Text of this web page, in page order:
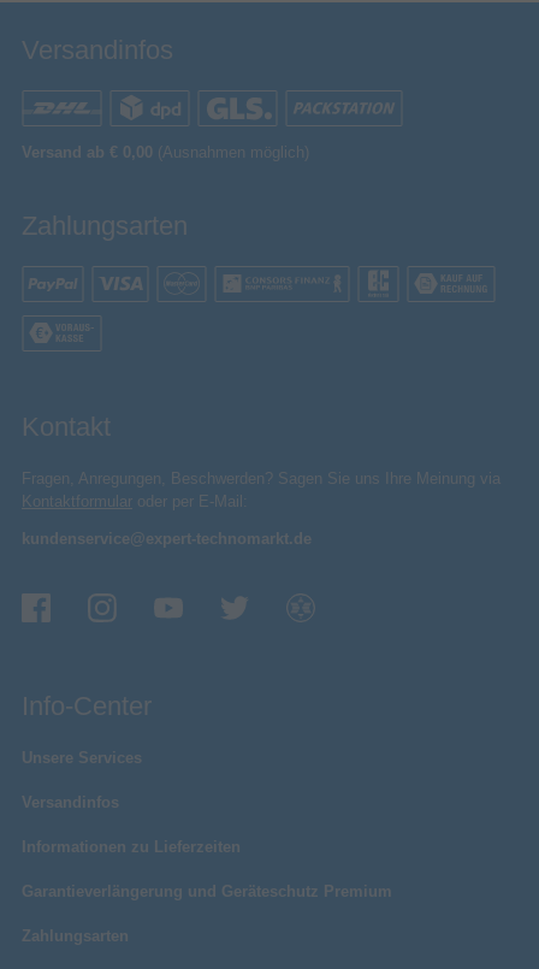
Versandinfos
Versand ab € 0,00 (Ausnahmen möglich)
Zahlungsarten
Kontakt
Fragen, Anregungen, Beschwerden? Sagen Sie uns Ihre Meinung via
Kontaktformular oder per E-Mail:
kundenservice@expert-technomarkt.de
Info-Center
Unsere Services
Versandinfos
Informationen zu Lieferzeiten
Garantieverlängerung und Geräteschutz Premium
Zahlungsarten